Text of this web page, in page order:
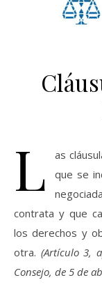
L
as
que se
contrata y que
los derechos y
otra. (Artículo 3,
Consejo, de 5 de